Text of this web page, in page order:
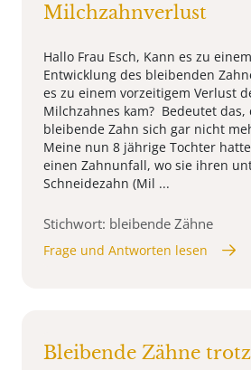
Milchzahnverlust
Hallo Frau Esch, Kann es zu
Entwicklung des bleibenden
es zu einem vorzeitigem Verlust
Milchzahnes kam? Bedeutet das,
bleibende Zahn sich gar nicht
Meine nun 8 jährige Tochter
einen Zahnunfall, wo sie ihren
Schneidezahn (Mil ...
Stichwort: bleibende Zähne
Frage und Antworten lesen
Bleibende Zähne trotz